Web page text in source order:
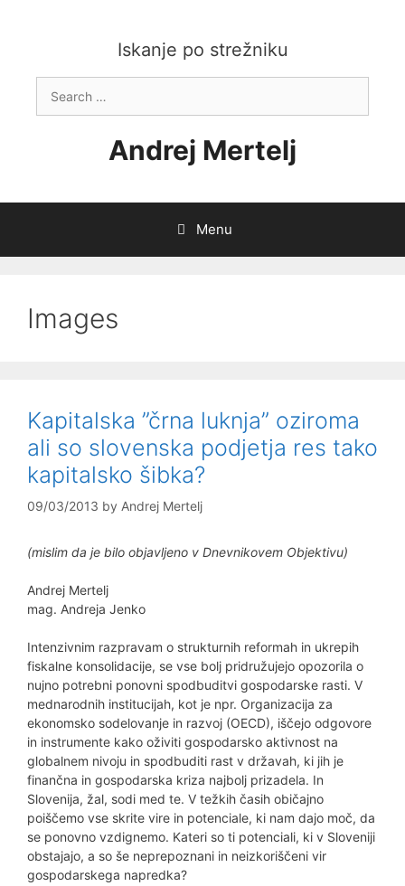
Iskanje po strežniku
for:
Andrej Mertelj
Menu
Images
Kapitalska ”črna luknja” oziroma
ali so slovenska podjetja res tako
kapitalsko šibka?
09/03/2013 by Andrej Mertelj
(mislim da je bilo objavljeno v Dnevnikovem Objektivu)
Andrej Mertelj
mag. Andreja Jenko
Intenzivnim razpravam o strukturnih reformah in ukrepih
fiskalne konsolidacije, se vse bolj pridružujejo opozorila o
nujno potrebni ponovni spodbuditvi gospodarske rasti. V
mednarodnih institucijah, kot je npr. Organizacija za
ekonomsko sodelovanje in razvoj (OECD), iščejo odgovore
in instrumente kako oživiti gospodarsko aktivnost na
globalnem nivoju in spodbuditi rast v državah, ki jih je
finančna in gospodarska kriza najbolj prizadela. In
Slovenija, žal, sodi med te. V težkih časih običajno
poiščemo vse skrite vire in potenciale, ki nam dajo moč, da
se ponovno vzdignemo. Kateri so ti potenciali, ki v Sloveniji
obstajajo, a so še neprepoznani in neizkoriščeni vir
gospodarskega napredka?